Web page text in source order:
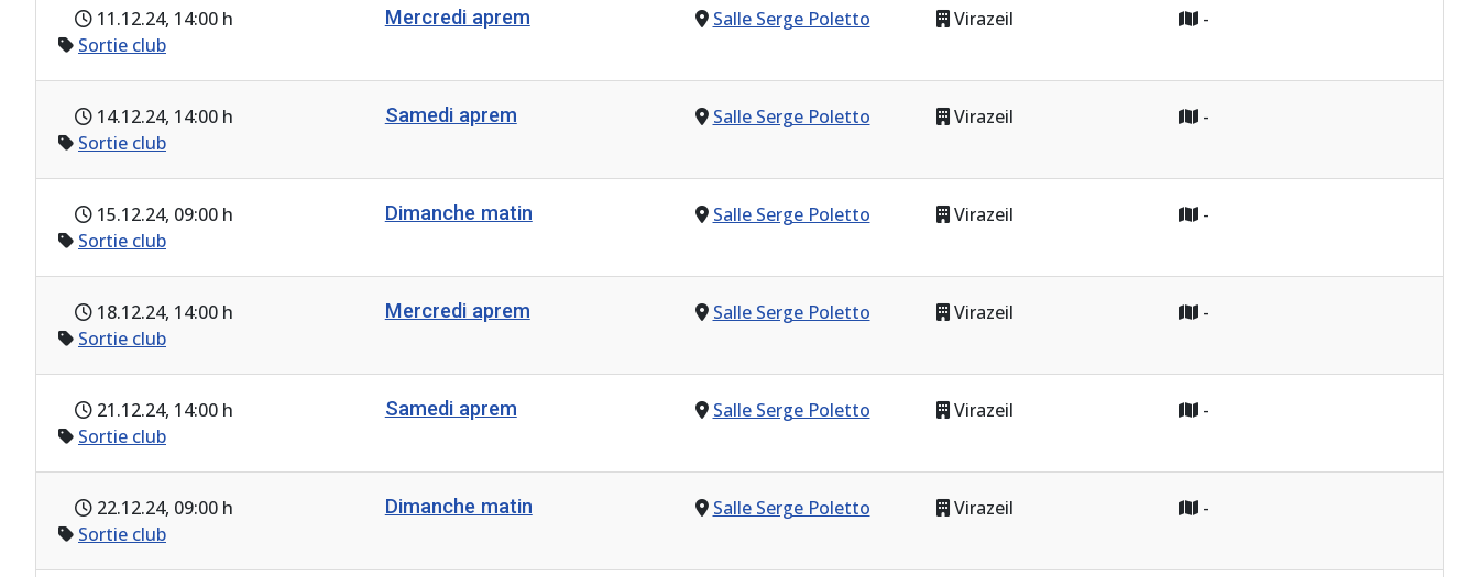
11.12.24, 14:00 h Mercredi aprem Salle Serge Poletto Virazeil
-
Sortie club
14.12.24, 14:00 h Samedi aprem Salle Serge Poletto Virazeil
-
Sortie club
15.12.24, 09:00 h Dimanche matin Salle Serge Poletto Virazeil
-
Sortie club
18.12.24, 14:00 h Mercredi aprem Salle Serge Poletto Virazeil
-
Sortie club
21.12.24, 14:00 h Samedi aprem Salle Serge Poletto Virazeil
-
Sortie club
22.12.24, 09:00 h Dimanche matin Salle Serge Poletto Virazeil
-
Sortie club